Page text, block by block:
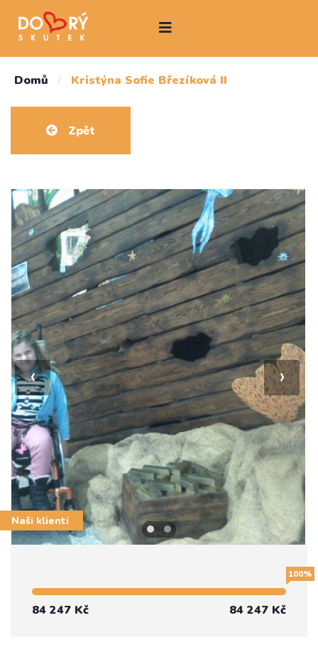
Domů / Kristýna Sofie Březíková II
Zpět
‹ ›
Naši klienti
100%
84 247 Kč 84 247 Kč